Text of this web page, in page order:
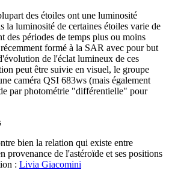
des étoiles ont une luminosité
la luminosité de certaines étoiles varie de
des périodes de temps plus ou moins
formé à la SAR avec pour but
de l'éclat lumineux de ces
peut être suivie en visuel, le groupe
caméra QSI 683ws (mais également
par photométrie "différentielle" pour
bien la relation qui existe entre
provenance de l'astéroïde et ses positions
: Livia Giacomini